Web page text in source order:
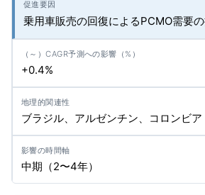
乗用車販売の回復によるPCMO需要
+0.4%
ブラジル、アルゼンチン、コロンビア
中期（2〜4年）